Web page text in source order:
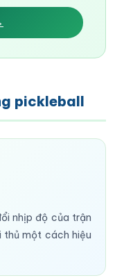
pickleball
nhịp độ của trận
thủ một cách hiệu